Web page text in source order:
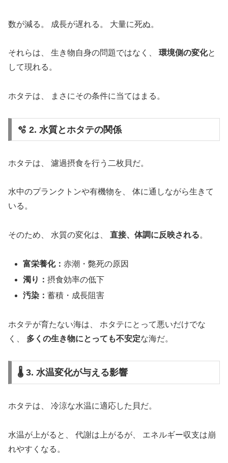
数が減る。 成長が遅れる。 大量に死ぬ。
それらは、 生き物自身の問題ではなく、 環境側の変化と
して現れる。
ホタテは、 まさにその条件に当てはまる。
🫧 2. 水質とホタテの関係
ホタテは、 濾過摂食を行う二枚貝だ。
水中のプランクトンや有機物を、 体に通しながら生きて
いる。
そのため、 水質の変化は、 直接、体調に反映される。
富栄養化：赤潮・斃死の原因
濁り：摂食効率の低下
汚染：蓄積・成長阻害
ホタテが育たない海は、 ホタテにとって悪いだけでな
く、 多くの生き物にとっても不安定な海だ。
🌡️ 3. 水温変化が与える影響
ホタテは、 冷涼な水温に適応した貝だ。
水温が上がると、 代謝は上がるが、 エネルギー収支は崩
れやすくなる。